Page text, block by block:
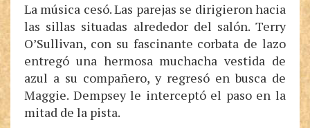
La música cesó. Las parejas se dirigieron hacia
las sillas situadas alrededor del salón. Terry
O’Sullivan, con su fascinante corbata de lazo
entregó una hermosa muchacha vestida de
azul a su compañero, y regresó en busca de
Maggie. Dempsey le interceptó el paso en la
mitad de la pista.